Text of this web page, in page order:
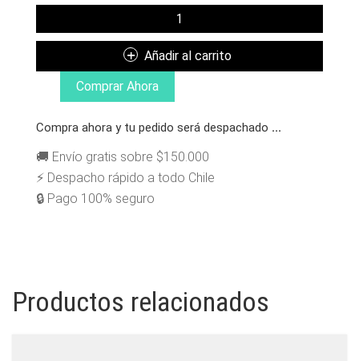
POLERA
CANTIDAD
Añadir al carrito
Comprar Ahora
Compra ahora y tu pedido será despachado ...
🚚 Envío gratis sobre $150.000
⚡ Despacho rápido a todo Chile
🔒 Pago 100% seguro
Productos relacionados